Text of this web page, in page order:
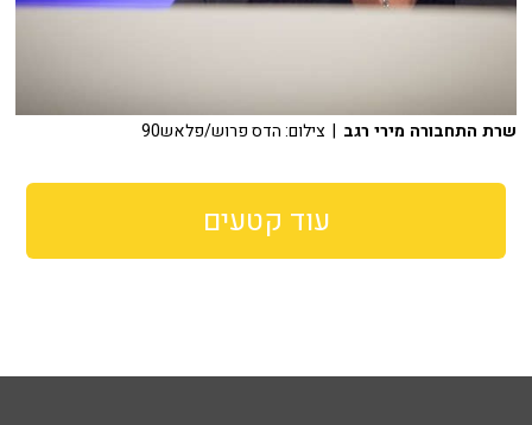
שרת התחבורה מירי רגב | צילום: הדס פרוש/פלאש90
עוד קטעים